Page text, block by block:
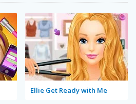
Ellie Get Ready with Me